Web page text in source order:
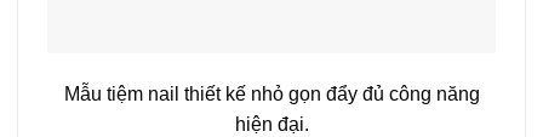
Mẫu tiệm nail thiết kế nhỏ gọn đẩy đủ công năng
hiện đại.